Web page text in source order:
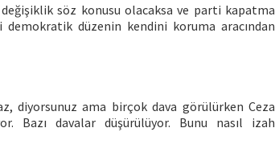
değişiklik söz konusu olacaksa ve parti kapatma
düzenin kendini koruma aracından
diyorsunuz ama birçok dava görülürken Ceza
Bazı davalar düşürülüyor. Bunu nasıl izah